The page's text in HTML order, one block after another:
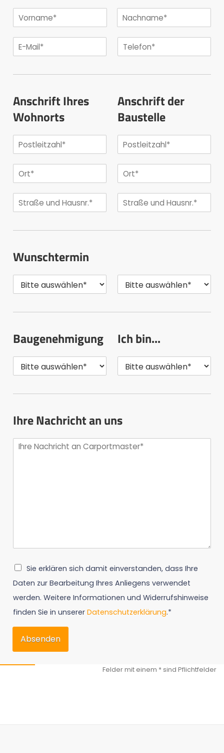
Anschrift Ihres
Wohnorts
Anschrift der
Baustelle
Wunschtermin
Baugenehmigung Ich bin...
Ihre Nachricht an uns
Sie erklären sich damit einverstanden, dass Ihre
Daten zur Bearbeitung Ihres Anliegens verwendet
werden. Weitere Informationen und Widerrufshinweise
finden Sie in unserer Datenschutzerklärung.*
Absenden